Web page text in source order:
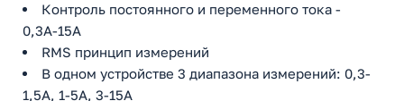
Контроль постоянного и переменного тока -
0,3А-15А
RMS принцип измерений
В одном устройстве 3 диапазона измерений: 0,3-
1,5А, 1-5A, 3-15A